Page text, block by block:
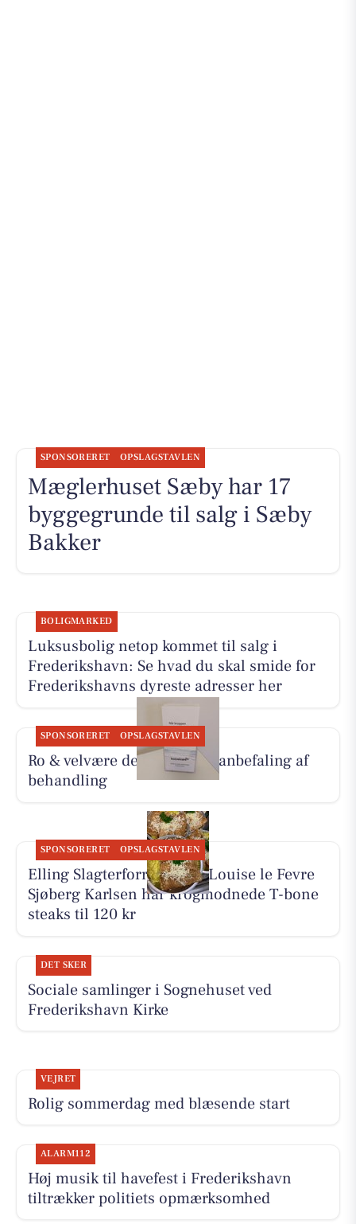
SPONSORERET OPSLAGSTAVLEN
Mæglerhuset Sæby har 17
byggegrunde til salg i Sæby
Bakker
BOLIGMARKED
Luksusbolig netop kommet til salg i
Frederikshavn: Se hvad du skal smide for
Frederikshavns dyreste adresser her
SPONSORERET OPSLAGSTAVLEN
Ro & velvære deler Hennys anbefaling af
behandling
SPONSORERET OPSLAGSTAVLEN
Elling Slagterforretning v/Louise le Fevre
Sjøberg Karlsen har krogmodnede T-bone
steaks til 120 kr
DET SKER
Sociale samlinger i Sognehuset ved
Frederikshavn Kirke
VEJRET
Rolig sommerdag med blæsende start
ALARM112
Høj musik til havefest i Frederikshavn
tiltrækker politiets opmærksomhed